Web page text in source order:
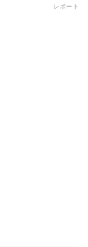
レポート